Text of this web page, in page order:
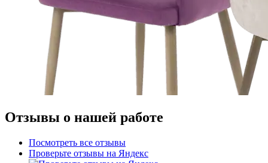
Отзывы о нашей работе
Посмотреть все отзывы
Проверьте отзывы на Яндекс